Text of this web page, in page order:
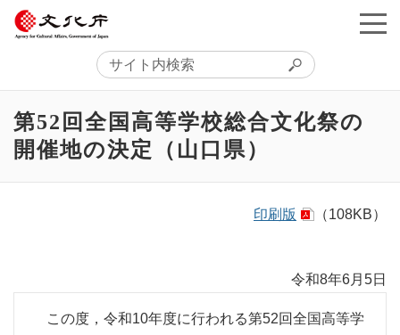
第52回全国高等学校総合文化祭の
開催地の決定（山口県）
印刷版 （108KB）
令和8年6月5日
この度，令和10年度に行われる第52回全国高等学